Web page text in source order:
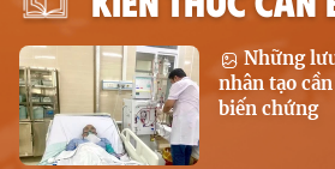
Những
nhân tạo
biến chứng